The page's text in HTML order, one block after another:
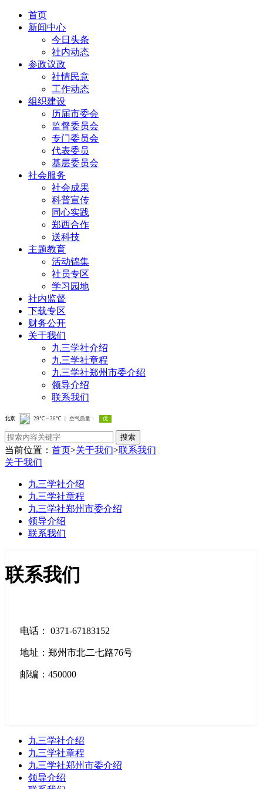
首页
新闻中心
今日头条
社内动态
参政议政
社情民意
工作动态
组织建设
历届市委会
监督委员会
专门委员会
代表委员
基层委员会
社会服务
社会成果
科普宣传
同心实践
郑西合作
送科技
主题教育
活动锦集
社员专区
学习园地
社内监督
下载专区
财务公开
关于我们
九三学社介绍
九三学社章程
九三学社郑州市委介绍
领导介绍
联系我们
搜索
当前位置： 首页>关于我们>联系我们
关于我们
九三学社介绍
九三学社章程
九三学社郑州市委介绍
领导介绍
联系我们
联系我们
电话： 0371-67183152
地址：郑州市北二七路76号
邮编：450000
九三学社介绍
九三学社章程
九三学社郑州市委介绍
领导介绍